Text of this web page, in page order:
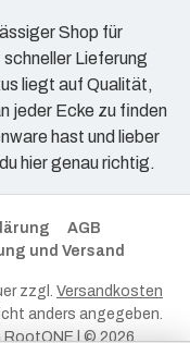
Shop für
Lieferung
liegt auf Qualität,
jeder Ecke zu finden
hast und lieber
hier genau richtig.
AGB
und Versand
zzgl. Versandkosten
anders angegeben.
RootONE| © 2026